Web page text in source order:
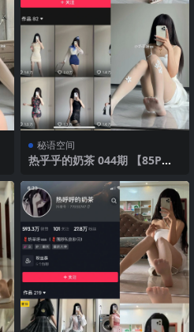
秘语空间
热乎乎的奶茶 044期 【85P】2